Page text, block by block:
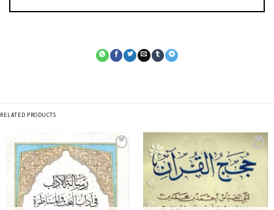
RELATED PRODUCTS